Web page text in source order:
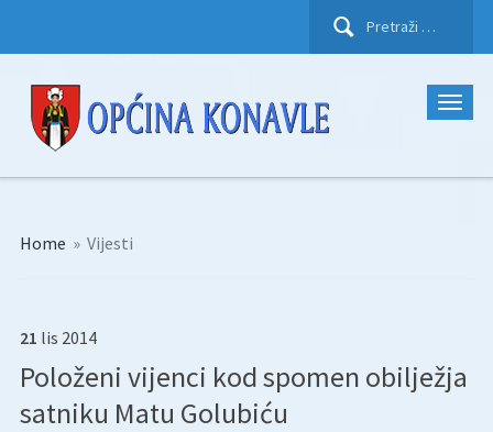
Pretraži:
Home » Vijesti
21 lis 2014
Položeni vijenci kod spomen obilježja
satniku Matu Golubiću